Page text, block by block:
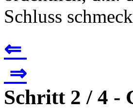
Schluss
⇐
⇒
Schritt 2 / 4 -